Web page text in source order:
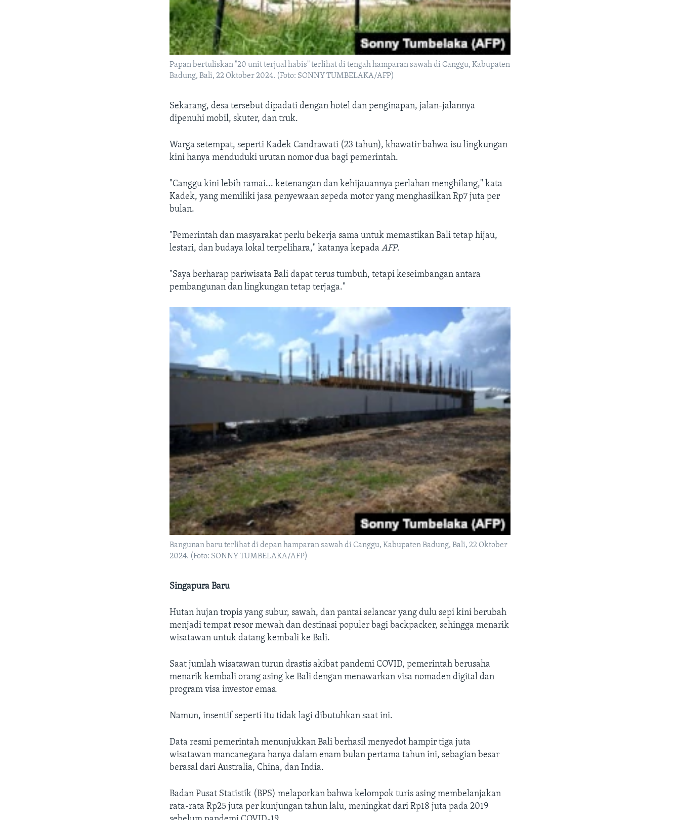
Papan bertuliskan "20 unit terjual habis" terlihat di tengah hamparan sawah di Canggu, Kabupaten
Badung, Bali, 22 Oktober 2024. (Foto: SONNY TUMBELAKA/AFP)
Sekarang, desa tersebut dipadati dengan hotel dan penginapan, jalan-jalannya
dipenuhi mobil, skuter, dan truk.
Warga setempat, seperti Kadek Candrawati (23 tahun), khawatir bahwa isu lingkungan
kini hanya menduduki urutan nomor dua bagi pemerintah.
"Canggu kini lebih ramai... ketenangan dan kehijauannya perlahan menghilang," kata
Kadek, yang memiliki jasa penyewaan sepeda motor yang menghasilkan Rp7 juta per
bulan.
"Pemerintah dan masyarakat perlu bekerja sama untuk memastikan Bali tetap hijau,
lestari, dan budaya lokal terpelihara," katanya kepada AFP.
"Saya berharap pariwisata Bali dapat terus tumbuh, tetapi keseimbangan antara
pembangunan dan lingkungan tetap terjaga."
Bangunan baru terlihat di depan hamparan sawah di Canggu, Kabupaten Badung, Bali, 22 Oktober
2024. (Foto: SONNY TUMBELAKA/AFP)
Singapura Baru
Hutan hujan tropis yang subur, sawah, dan pantai selancar yang dulu sepi kini berubah
menjadi tempat resor mewah dan destinasi populer bagi backpacker, sehingga menarik
wisatawan untuk datang kembali ke Bali.
Saat jumlah wisatawan turun drastis akibat pandemi COVID, pemerintah berusaha
menarik kembali orang asing ke Bali dengan menawarkan visa nomaden digital dan
program visa investor emas.
Namun, insentif seperti itu tidak lagi dibutuhkan saat ini.
Data resmi pemerintah menunjukkan Bali berhasil menyedot hampir tiga juta
wisatawan mancanegara hanya dalam enam bulan pertama tahun ini, sebagian besar
berasal dari Australia, China, dan India.
Badan Pusat Statistik (BPS) melaporkan bahwa kelompok turis asing membelanjakan
rata-rata Rp25 juta per kunjungan tahun lalu, meningkat dari Rp18 juta pada 2019
sebelum pandemi COVID-19.